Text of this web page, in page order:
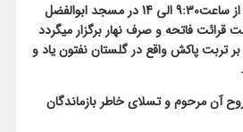
در روز پنجشنبه ۱۳۹۴٫۱۱٫8 از ساعت9:30 الی 14 در مسجد ابوالفضل
فاتحه و صرف نهار برگزار میگردد
از ساعت 14 الی 16 بر تربت پاکش واقع در گلستان نفتون یاد و
مرحوم و تسلای خاطر بازماندگان